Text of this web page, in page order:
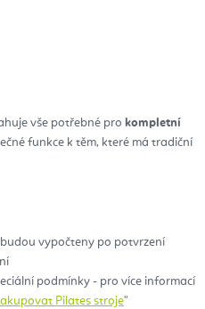
vše potřebné pro kompletní
funkce k těm, které má tradiční
vypočteny po potvrzení
podmínky - pro více informací
Pilates stroje"